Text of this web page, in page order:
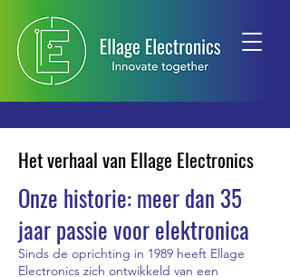
Het verhaal van Ellage Electronics
Onze historie: meer dan 35
jaar passie voor elektronica
Sinds de oprichting in 1989 heeft Ellage
Electronics zich ontwikkeld van een